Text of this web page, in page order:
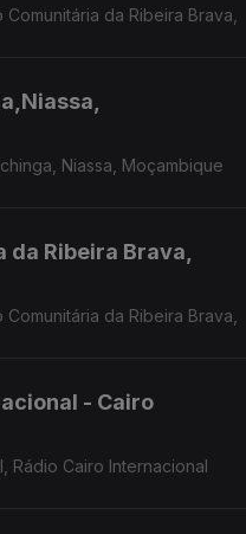
da Ribeira Brava,
Niassa, Moçambique
da Ribeira Brava,
da Ribeira Brava,
- Cairo
Rádio Cairo Internacional